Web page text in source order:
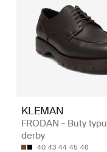
KLEMAN
FRODAN - Buty typu
derby
40 43 44 45 46